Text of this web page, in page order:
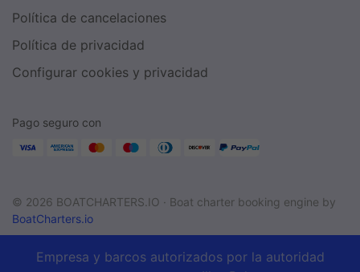
Política de cancelaciones
Política de privacidad
Configurar cookies y privacidad
Pago seguro con
© 2026 BOATCHARTERS.IO · Boat charter booking engine by
BoatCharters.io
Empresa y barcos autorizados por la autoridad